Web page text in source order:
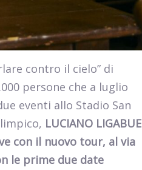
contro il cielo” di
persone che a luglio
eventi allo Stadio San
LUCIANO LIGABUE
con il nuovo tour, al via
le prime due date